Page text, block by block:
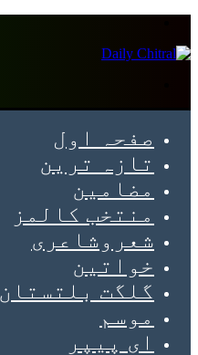
صفحہ اول
تازہ ترین
مضامین
منتخب کالمز
شعروشاعری
خواتین
گلگت بلتستان
موسم
ای پیپر